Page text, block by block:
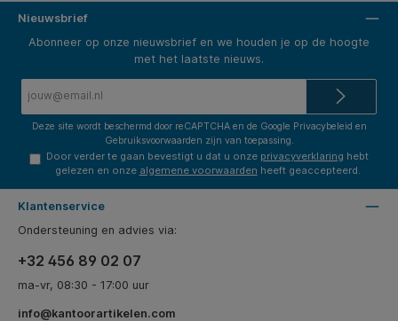
Nieuwsbrief
Abonneer op onze nieuwsbrief en we houden je op de hoogte
met het laatste nieuws.
Deze site wordt beschermd door reCAPTCHA en de Google Privacybeleid en
Gebruiksvoorwaarden zijn van toepassing.
Door verder te gaan bevestigt u dat u onze privacyverklaring hebt
gelezen en onze algemene voorwaarden heeft geaccepteerd.
Klantenservice
Ondersteuning en advies via:
+32 456 89 02 07
ma-vr, 08:30 - 17:00 uur
info@kantoorartikelen.com